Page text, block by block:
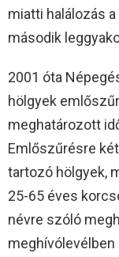
miatti halálozás
második
2001 óta
hölgyek
meghatározott
Emlőszűrésre
tartozó hölgyek,
25-65 éves
névre szóló
meghívólevélben